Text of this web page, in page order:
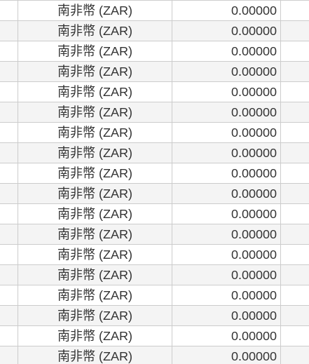
南非幣 (ZAR) 0.00000
南非幣 (ZAR) 0.00000
南非幣 (ZAR) 0.00000
南非幣 (ZAR) 0.00000
南非幣 (ZAR) 0.00000
南非幣 (ZAR) 0.00000
南非幣 (ZAR) 0.00000
南非幣 (ZAR) 0.00000
南非幣 (ZAR) 0.00000
南非幣 (ZAR) 0.00000
南非幣 (ZAR) 0.00000
南非幣 (ZAR) 0.00000
南非幣 (ZAR) 0.00000
南非幣 (ZAR) 0.00000
南非幣 (ZAR) 0.00000
南非幣 (ZAR) 0.00000
南非幣 (ZAR) 0.00000
南非幣 (ZAR) 0.00000